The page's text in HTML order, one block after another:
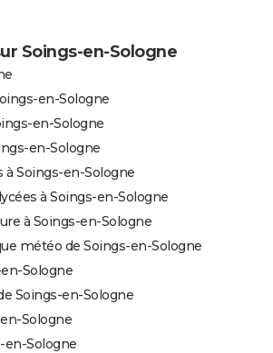
Soings-en-Sologne
en-Sologne
en-Sologne
en-Sologne
Soings-en-Sologne
à Soings-en-Sologne
à Soings-en-Sologne
météo de Soings-en-Sologne
Sologne
Soings-en-Sologne
Sologne
en-Sologne